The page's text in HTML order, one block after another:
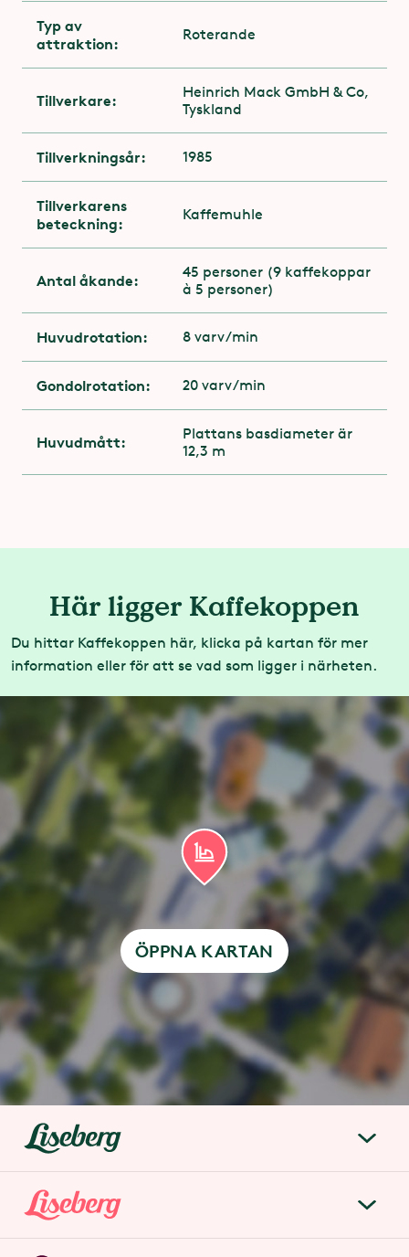
Typ av
attraktion:
Roterande
Tillverkare:
Heinrich Mack GmbH & Co,
Tyskland
Tillverkningsår: 1985
Tillverkarens
beteckning:
Kaffemuhle
Antal åkande:
45 personer (9 kaffekoppar
à 5 personer)
Huvudrotation: 8 varv/min
Gondolrotation: 20 varv/min
Huvudmått:
Plattans basdiameter är
12,3 m
Du får åka med gips
Här ligger Kaffekoppen
Du hittar Kaffekoppen här, klicka på kartan för mer
information eller för att se vad som ligger i närheten.
ÖPPNA KARTAN
liseberg.se
Om Liseberg